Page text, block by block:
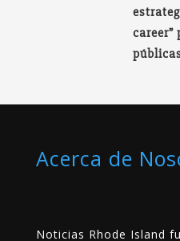
career”
Acerca de
Noticias Rhode Island